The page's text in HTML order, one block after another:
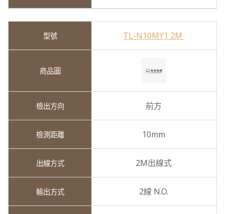
TL-N10MY1 2M
前方
10mm
2M出線式
2線 N.O.